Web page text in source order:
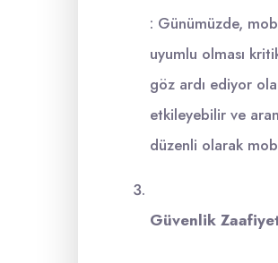
: Günümüzde,
uyumlu olması
göz ardı ediyor
etkileyebilir ve
düzenli olarak
Güvenlik